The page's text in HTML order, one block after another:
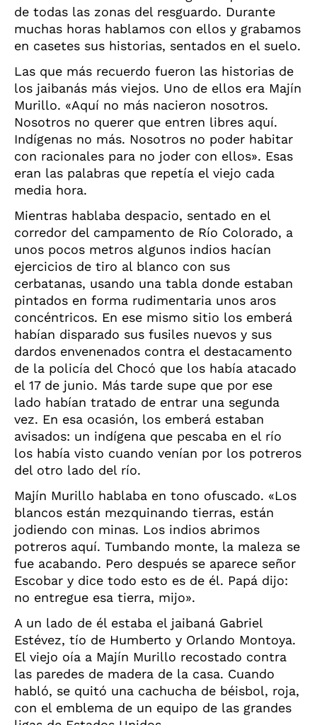
de todas las zonas del resguardo. Durante
muchas horas hablamos con ellos y grabamos
en casetes sus historias, sentados en el suelo.
Las que más recuerdo fueron las historias de
los jaibanás más viejos. Uno de ellos era Majín
Murillo. «Aquí no más nacieron nosotros.
Nosotros no querer que entren libres aquí.
Indígenas no más. Nosotros no poder habitar
con racionales para no joder con ellos». Esas
eran las palabras que repetía el viejo cada
media hora.
Mientras hablaba despacio, sentado en el
corredor del campamento de Río Colorado, a
unos pocos metros algunos indios hacían
ejercicios de tiro al blanco con sus
cerbatanas, usando una tabla donde estaban
pintados en forma rudimentaria unos aros
concéntricos. En ese mismo sitio los emberá
habían disparado sus fusiles nuevos y sus
dardos envenenados contra el destacamento
de la policía del Chocó que los había atacado
el 17 de junio. Más tarde supe que por ese
lado habían tratado de entrar una segunda
vez. En esa ocasión, los emberá estaban
avisados: un indígena que pescaba en el río
los había visto cuando venían por los potreros
del otro lado del río.
Majín Murillo hablaba en tono ofuscado. «Los
blancos están mezquinando tierras, están
jodiendo con minas. Los indios abrimos
potreros aquí. Tumbando monte, la maleza se
fue acabando. Pero después se aparece señor
Escobar y dice todo esto es de él. Papá dijo:
no entregue esa tierra, mijo».
A un lado de él estaba el jaibaná Gabriel
Estévez, tío de Humberto y Orlando Montoya.
El viejo oía a Majín Murillo recostado contra
las paredes de madera de la casa. Cuando
habló, se quitó una cachucha de béisbol, roja,
con el emblema de un equipo de las grandes